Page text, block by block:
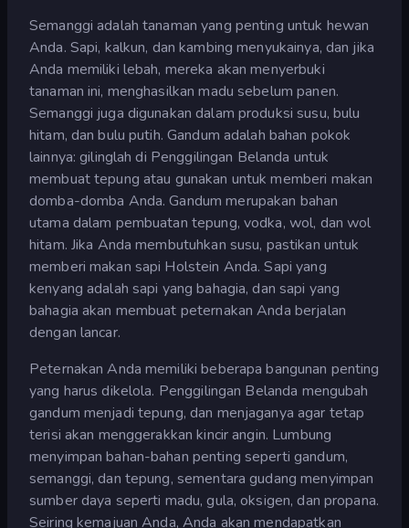
Semanggi adalah tanaman yang penting untuk hewan
Anda. Sapi, kalkun, dan kambing menyukainya, dan jika
Anda memiliki lebah, mereka akan menyerbuki
tanaman ini, menghasilkan madu sebelum panen.
Semanggi juga digunakan dalam produksi susu, bulu
hitam, dan bulu putih. Gandum adalah bahan pokok
lainnya: gilinglah di Penggilingan Belanda untuk
membuat tepung atau gunakan untuk memberi makan
domba-domba Anda. Gandum merupakan bahan
utama dalam pembuatan tepung, vodka, wol, dan wol
hitam. Jika Anda membutuhkan susu, pastikan untuk
memberi makan sapi Holstein Anda. Sapi yang
kenyang adalah sapi yang bahagia, dan sapi yang
bahagia akan membuat peternakan Anda berjalan
dengan lancar.
Peternakan Anda memiliki beberapa bangunan penting
yang harus dikelola. Penggilingan Belanda mengubah
gandum menjadi tepung, dan menjaganya agar tetap
terisi akan menggerakkan kincir angin. Lumbung
menyimpan bahan-bahan penting seperti gandum,
semanggi, dan tepung, sementara gudang menyimpan
sumber daya seperti madu, gula, oksigen, dan propana.
Seiring kemajuan Anda, Anda akan mendapatkan